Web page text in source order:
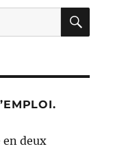
E
en deux